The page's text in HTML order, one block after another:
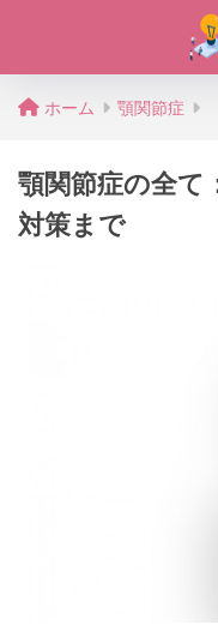
ホーム 顎関節症
顎関節症の全て
対策まで